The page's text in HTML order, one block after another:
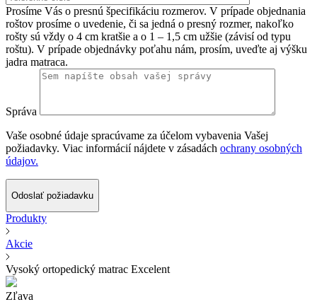
Prosíme Vás o presnú špecifikáciu rozmerov. V prípade objednania
roštov prosíme o uvedenie, či sa jedná o presný rozmer, nakoľko
rošty sú vždy o 4 cm kratšie a o 1 – 1,5 cm užšie (závisí od typu
roštu). V prípade objednávky poťahu nám, prosím, uveďte aj výšku
jadra matraca.
Správa
Vaše osobné údaje spracúvame za účelom vybavenia Vašej
požiadavky. Viac informácií nájdete v zásadách ochrany osobných
údajov.
Odoslať požiadavku
Produkty
Akcie
Vysoký ortopedický matrac Excelent
Zľava